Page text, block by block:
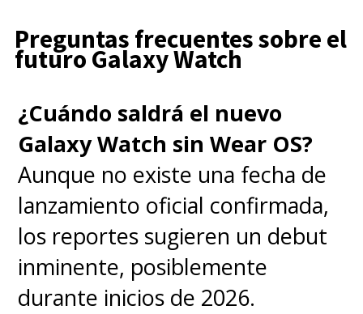
Preguntas frecuentes sobre el
futuro Galaxy Watch
¿Cuándo saldrá el nuevo
Galaxy Watch sin Wear OS?
Aunque no existe una fecha de
lanzamiento oficial confirmada,
los reportes sugieren un debut
inminente, posiblemente
durante inicios de 2026.